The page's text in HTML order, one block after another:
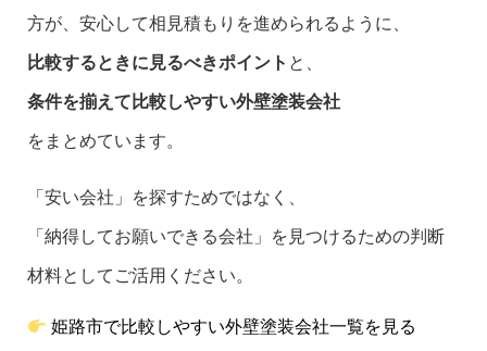
方が、安心して相見積もりを進められるように、
比較するときに見るべきポイント と、
条件を揃えて比較しやすい外壁塗装会社
をまとめています。
「安い会社」を探すためではなく、
「納得してお願いできる会社」を見つけるための判断
材料としてご活用ください。
姫路市で比較しやすい外壁塗装会社一覧を見る